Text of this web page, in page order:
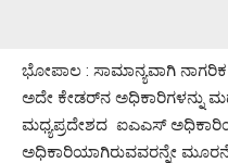
ಭೋಪಾಲ : ಸಾಮಾನ್ಯವಾಗಿ
ಅದೇ ಕೇಡರ್‌ನ ಅಧಿಕಾರಿಗಳನ್ನು
ಮಧ್ಯಪ್ರದೇಶದ ಐಎಎಸ್
ಅಧಿಕಾರಿಯಾಗಿರುವವರನ್ನೇ